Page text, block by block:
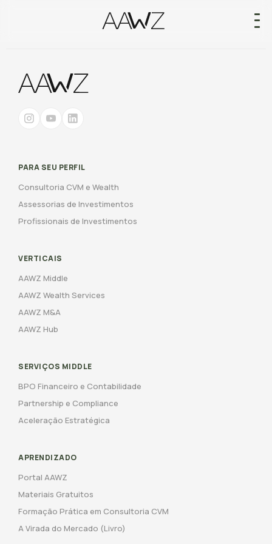
PARA SEU PERFIL
Consultoria CVM e Wealth
Assessorias de Investimentos
Profissionais de Investimentos
VERTICAIS
AAWZ Middle
AAWZ Wealth Services
AAWZ M&A
AAWZ Hub
SERVIÇOS MIDDLE
BPO Financeiro e Contabilidade
Partnership e Compliance
Aceleração Estratégica
APRENDIZADO
Portal AAWZ
Materiais Gratuitos
Formação Prática em Consultoria CVM
A Virada do Mercado (Livro)